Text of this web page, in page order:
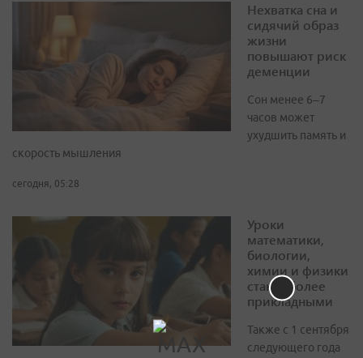
Нехватка сна и
сидячий образ
жизни
повышают риск
деменции
Сон менее 6–7
часов может
ухудшить память и
скорость мышления
сегодня, 05:28
Уроки
математики,
биологии,
химии и физики
станут более
прикладными
Также с 1 сентября
следующего года